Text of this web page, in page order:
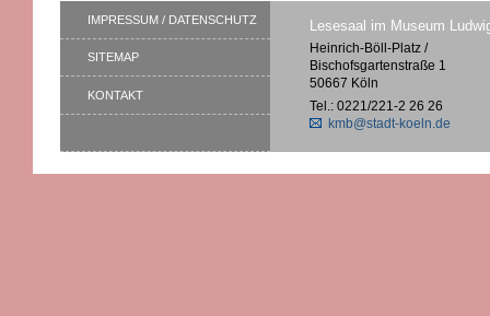
IMPRESSUM / DATENSCHUTZ
SITEMAP
KONTAKT
Lesesaal im Museum
Heinrich-Böll-Platz /
Bischofsgartenstraße 1
50667 Köln
Tel.: 0221/221-2 26 26
kmb@stadt-koeln.de